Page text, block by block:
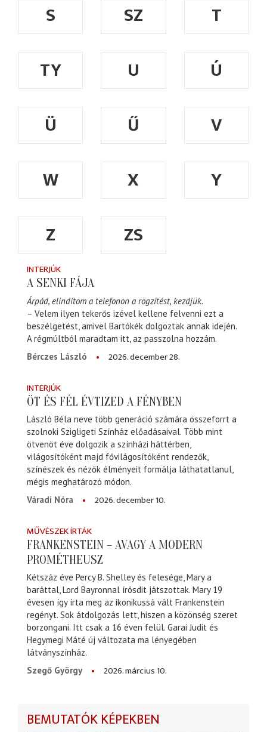
S
SZ
T
TY
U
Ú
Ü
Ű
V
W
X
Y
Z
ZS
INTERJÚK
A SENKI FÁJA
Árpád, elindítom a telefonon a rögzítést, kezdjük.
– Velem ilyen tekerős izével kellene felvenni ezt a
beszélgetést, amivel Bartókék dolgoztak annak idején.
A régmúltból maradtam itt, az passzolna hozzám.
Bérczes László
2026. december 28.
INTERJÚK
ÖT ÉS FÉL ÉVTIZED A FÉNYBEN
László Béla neve több generáció számára összeforrt a
szolnoki Szigligeti Színház előadásaival. Több mint
ötvenöt éve dolgozik a színházi háttérben,
világosítóként majd fővilágosítóként rendezők,
színészek és nézők élményeit formálja láthatatlanul,
mégis meghatározó módon.
Váradi Nóra
2026. december 10.
MŰVÉSZEK ÍRTÁK
FRANKENSTEIN – AVAGY A MODERN
PROMÉTHEUSZ
Kétszáz éve Percy B. Shelley és felesége, Mary a
baráttal, Lord Bayronnal írósdit játszottak. Mary 19
évesen így írta meg az ikonikussá vált Frankenstein
regényt. Sok átdolgozás lett, hiszen a közönség szeret
borzongani. Itt csak a 16 éven felül. Garai Judit és
Hegymegi Máté új változata ma lényegében
látványszínház.
Szegő György
2026. március 10.
BEMUTATÓK KÉPEKBEN